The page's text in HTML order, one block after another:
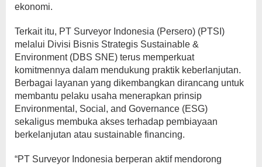
ekonomi.
Terkait itu, PT Surveyor Indonesia (Persero) (PTSI)
melalui Divisi Bisnis Strategis Sustainable &
Environment (DBS SNE) terus memperkuat
komitmennya dalam mendukung praktik keberlanjutan.
Berbagai layanan yang dikembangkan dirancang untuk
membantu pelaku usaha menerapkan prinsip
Environmental, Social, and Governance (ESG)
sekaligus membuka akses terhadap pembiayaan
berkelanjutan atau sustainable financing.
“PT Surveyor Indonesia berperan aktif mendorong